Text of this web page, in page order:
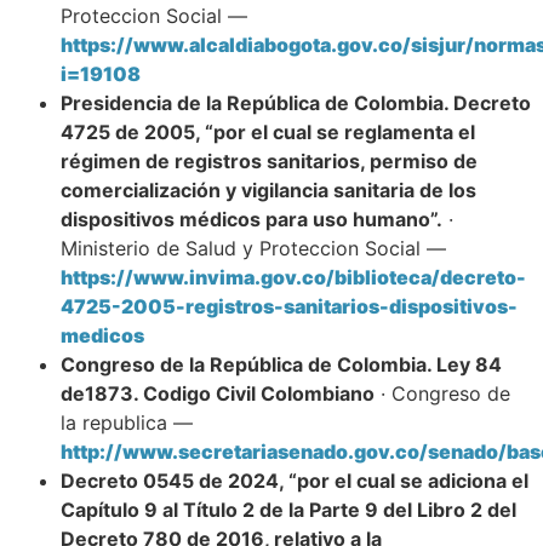
Proteccion Social —
https://www.alcaldiabogota.gov.co/sisjur/
i=19108
Presidencia de la República de Colombia. Decreto
4725 de 2005, “por el cual se reglamenta el
régimen de registros sanitarios, permiso de
comercialización y vigilancia sanitaria de los
dispositivos médicos para uso humano”. ·
Ministerio de Salud y Proteccion Social —
https://www.invima.gov.co/biblioteca/decreto-
4725-2005-registros-sanitarios-dispositivos-
medicos
Congreso de la República de Colombia. Ley 84
de1873. Codigo Civil Colombiano · Congreso de
la republica —
http://www.secretariasenado.gov.co/senado/
Decreto 0545 de 2024, “por el cual se adiciona el
Capítulo 9 al Título 2 de la Parte 9 del Libro 2 del
Decreto 780 de 2016, relativo a la